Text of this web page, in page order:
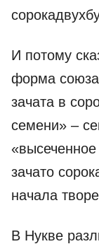
И потому
форма
зачата в
семени» –
зачато
начала
В Нукве